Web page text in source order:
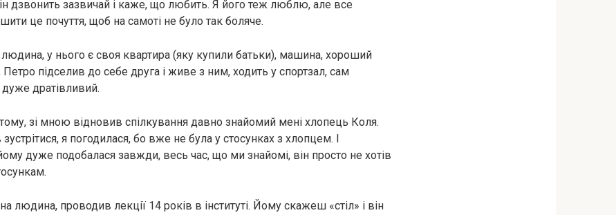
дзвонить зазвичай і каже, що любить. Я його теж люблю, але все
це почуття, щоб на самоті не було так боляче.
людина, у нього є своя квартира (яку купили батьки), машина, хороший
підселив до себе друга і живе з ним, ходить у спортзал, сам
дратівливий.
зі мною відновив спілкування давно знайомий мені хлопець Коля.
я погодилася, бо вже не була у стосунках з хлопцем. І
дуже подобалася завжди, весь час, що ми знайомі, він просто не хотів
людина, проводив лекції 14 років в інституті. Йому скажеш «стіл» і він